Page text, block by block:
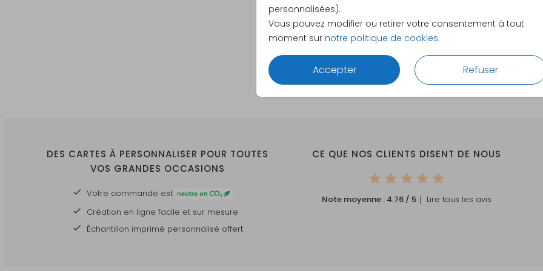
personnalisées).
Vous pouvez modifier ou retirer votre consentement à tout
moment sur notre politique de cookies.
Accepter Refuser
14.4 ×
DES CARTES À PERSONNALISER POUR TOUTES
VOS GRANDES OCCASIONS
Votre commande est
Création en ligne facile et sur mesure
Échantillon imprimé personnalisé offert
CE QUE NOS CLIENTS DISENT DE NOUS
Note moyenne : 4.76 / 5 ｜ Lire tous les avis